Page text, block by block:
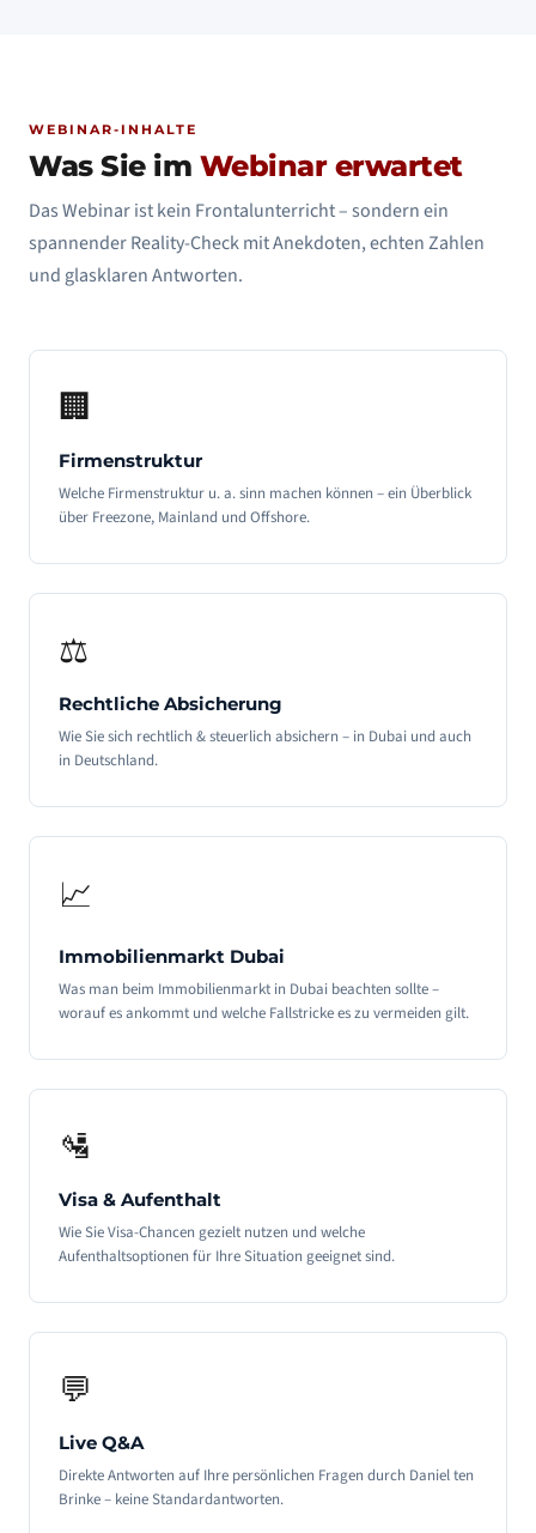
WEBINAR-INHALTE
Was Sie im Webinar erwartet
Das Webinar ist kein Frontalunterricht – sondern ein
spannender Reality-Check mit Anekdoten, echten Zahlen
und glasklaren Antworten.
🏢
Firmenstruktur
Welche Firmenstruktur u. a. sinn machen können – ein Überblick
über Freezone, Mainland und Offshore.
⚖️
Rechtliche Absicherung
Wie Sie sich rechtlich & steuerlich absichern – in Dubai und auch
in Deutschland.
📈
Immobilienmarkt Dubai
Was man beim Immobilienmarkt in Dubai beachten sollte –
worauf es ankommt und welche Fallstricke es zu vermeiden gilt.
🛂
Visa & Aufenthalt
Wie Sie Visa-Chancen gezielt nutzen und welche
Aufenthaltsoptionen für Ihre Situation geeignet sind.
💬
Live Q&A
Direkte Antworten auf Ihre persönlichen Fragen durch Daniel ten
Brinke – keine Standardantworten.